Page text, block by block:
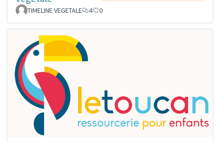
TIMELINE VEGETALE
4 0